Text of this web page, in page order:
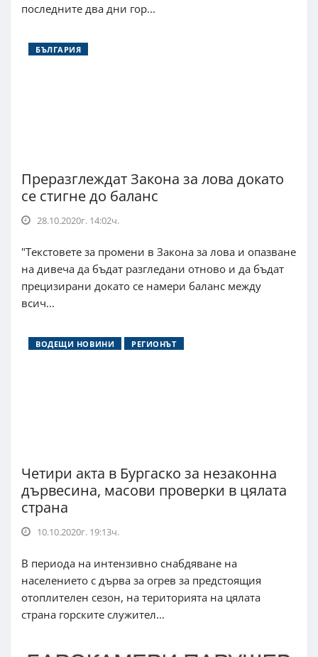
последните два дни гор...
БЪЛГАРИЯ
Преразглеждат Закона за лова докато
се стигне до баланс
28.10.2020г. 14:02ч.
"Текстовете за промени в Закона за лова и опазване
на дивеча да бъдат разгледани отново и да бъдат
прецизирани докато се намери баланс между
всич...
ВОДЕЩИ НОВИНИ РЕГИОНЪТ
Четири акта в Бургаско за незаконна
дървесина, масови проверки в цялата
страна
10.10.2020г. 19:13ч.
В периода на интензивно снабдяване на
населението с дърва за огрев за предстоящия
отоплителен сезон, на територията на цялата
страна горските служител...